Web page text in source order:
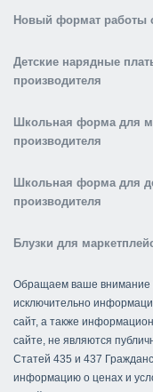
Новый формат работы
Детские нарядные
производителя
Школьная форма для
производителя
Школьная форма для
производителя
Блузки для
Обращаем ваше внимание
исключительно
сайт, а также
сайте, не являются
Статей 435 и 437
информацию о ценах и